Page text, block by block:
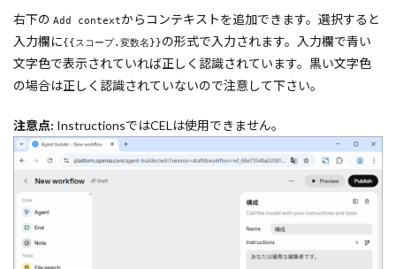
右下の Add contextからコンテキストを追加できます。選択すると
入力欄に{{スコープ.変数名}}の形式で入力されます。入力欄で青い
文字色で表示されていれば正しく認識されています。黒い文字色
の場合は正しく認識されていないので注意して下さい。
注意点: InstructionsではCELは使用できません。